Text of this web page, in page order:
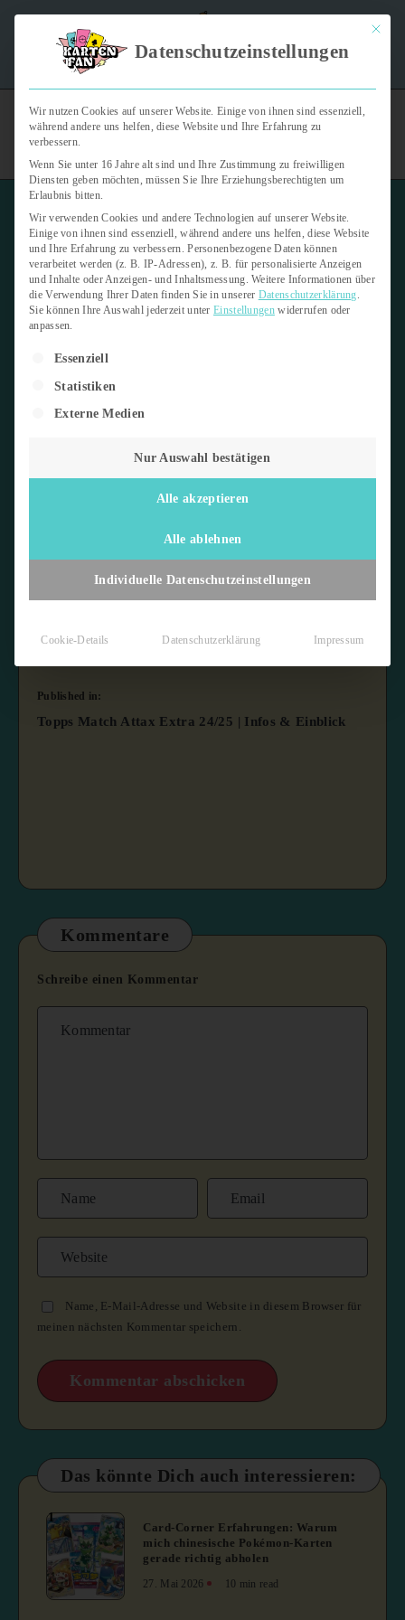
"Kartenfan – Der Podcast" | Das Hobby auf die Ohren |
Topps Match Attax Extra
Letzte Aktualisierung:
Published in:
Topps Match Attax Extra 24/25 | Infos & Einblick
Kommentare
Schreibe einen Kommentar
Name, E-Mail-Adresse und Website in diesem Browser für
meinen nächsten Kommentar speichern.
Das könnte Dich auch interessieren:
1
Card-Corner Erfahrungen: Warum
mich chinesische Pokémon-Karten
gerade richtig abholen
27. Mai 2026 10 min read
Mit
Datenschutzeinstellungen
Wir nutzen Cookies auf unserer Website. Einige von ihnen sind essenziell,
während andere uns helfen, diese Website und Ihre Erfahrung zu
verbessern.
Wenn Sie unter 16 Jahre alt sind und Ihre Zustimmung zu freiwilligen
Diensten geben möchten, müssen Sie Ihre Erziehungsberechtigten um
Erlaubnis bitten.
Wir verwenden Cookies und andere Technologien auf unserer Website.
Einige von ihnen sind essenziell, während andere uns helfen, diese Website
und Ihre Erfahrung zu verbessern. Personenbezogene Daten können
verarbeitet werden (z. B. IP-Adressen), z. B. für personalisierte Anzeigen
und Inhalte oder Anzeigen- und Inhaltsmessung. Weitere Informationen über
die Verwendung Ihrer Daten finden Sie in unserer Datenschutzerklärung.
Sie können Ihre Auswahl jederzeit unterEinstellungenwiderrufen oder
anpassen.
Es folgt eine Liste der Service-Gruppen, für die eine Einwilligung
Essenziell
Statistiken
Externe Medien
Nur Auswahl bestätigen
Alle akzeptieren
Alle ablehnen
Individuelle Datenschutzeinstellungen
Cookie-Details Datenschutzerklärung Impressum